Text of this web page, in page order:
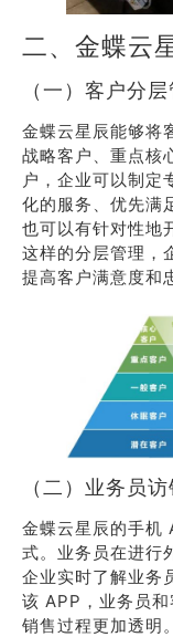
二、金蝶云
（一）客户分
金蝶云星辰能够将
战略客户、重点核
户，企业可以制定
化的服务、优先满
也可以有针对性地
这样的分层管理，
提高客户满意度和
（二）业务员
金蝶云星辰的手机
式。业务员在进行
企业实时了解业务
该 APP，业务员
销售过程更加透明